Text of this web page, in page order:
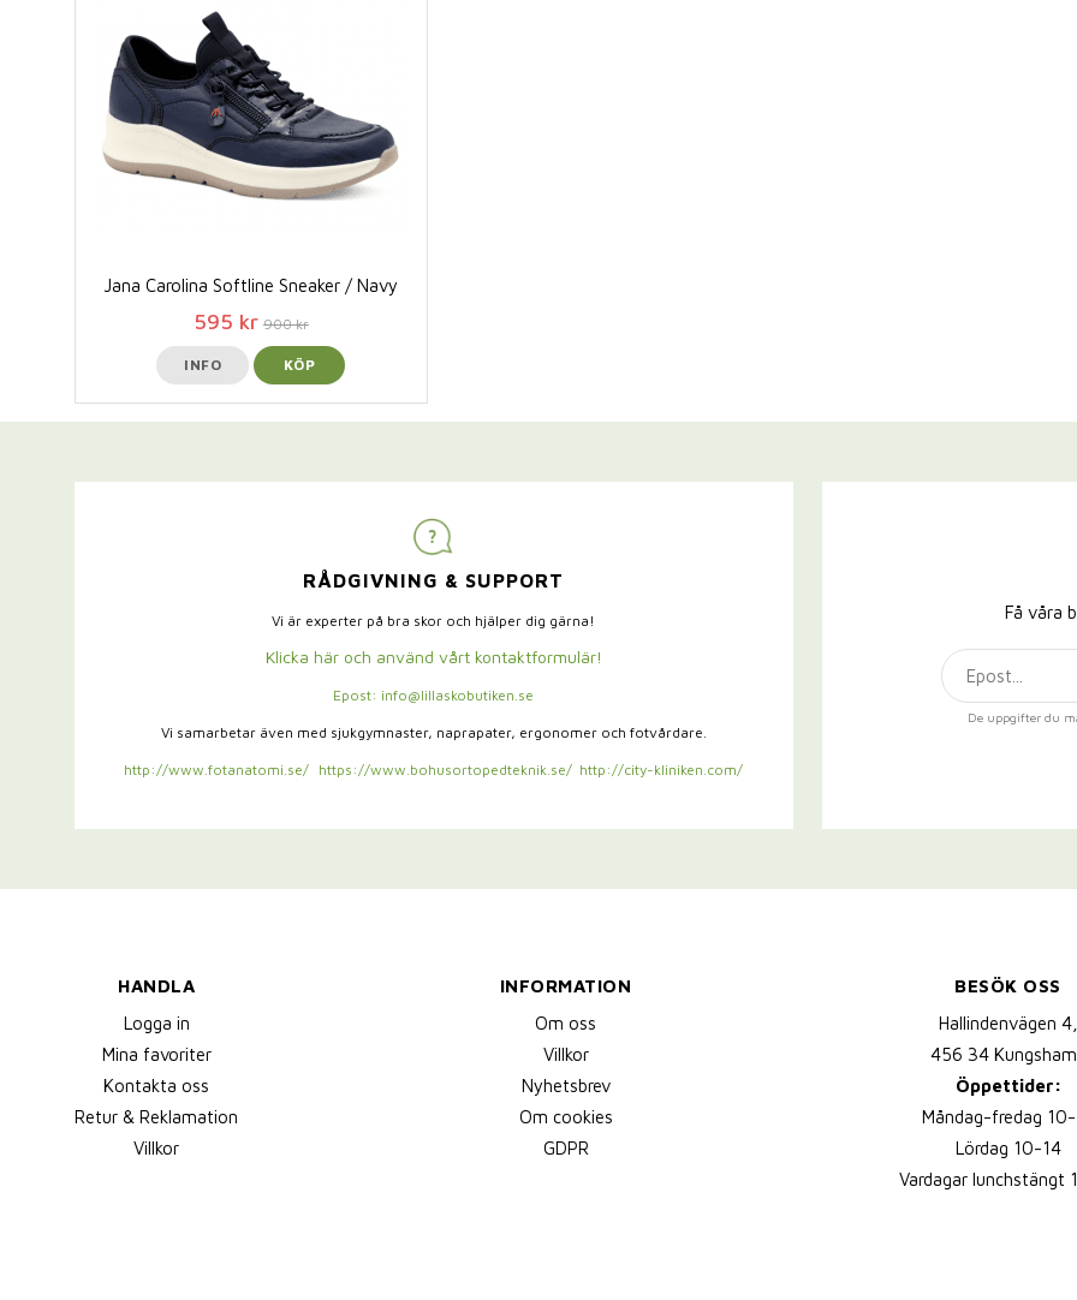
Jana Carolina Softline Sneaker / Navy
595 kr 900 kr
INFO KÖP
RÅDGIVNING & SUPPORT
Vi är experter på bra skor och hjälper dig gärna!
Klicka här och använd vårt kontaktformulär!
Epost: info@lillaskobutiken.se
Vi samarbetar även med sjukgymnaster, naprapater, ergonomer och fotvårdare.
http://www.fotanatomi.se/ https://www.bohusortopedteknik.se/ http://city-kliniken.com/
Få våra
De uppgifter du
HANDLA
Logga in
Mina favoriter
Kontakta oss
Retur & Reklamation
Villkor
INFORMATION
Om oss
Villkor
Nyhetsbrev
Om cookies
GDPR
BESÖK OSS
Hallindenvägen 4,
456 34
Öppettider:
Måndag-fredag
Lördag 10-14
Vardagar lunchstängt